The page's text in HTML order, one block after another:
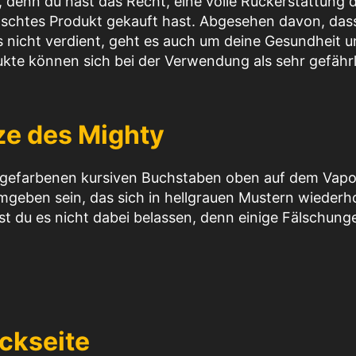
Produkt gekauft hast. Abgesehen davon,
verdient, geht es auch um deine Gesundheit
können sich bei der Verwendung als sehr
des Mighty
kursiven Buchstaben oben auf dem
sein, das sich in hellgrauen Mustern
du es nicht dabei belassen, denn einige